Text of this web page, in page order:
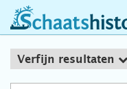
schaatshistorie.nl
Verfijn resultaten